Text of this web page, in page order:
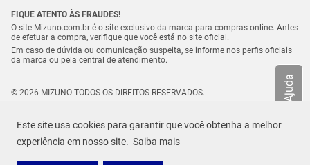
Este site usa cookies para garantir que você obtenha a melhor
experiência em nosso site. Saiba mais
Ajuda
FIQUE ATENTO ÀS FRAUDES!
O site Mizuno.com.br é o site exclusivo da marca para compras online. Antes
de efetuar a compra, verifique que você está no site oficial.
Em caso de dúvida ou comunicação suspeita, se informe nos perfis oficiais
da marca ou pela central de atendimento.
© 2026 MIZUNO TODOS OS DIREITOS RESERVADOS.
Estrada Municipal Luiz Lopes Neto, n.º 21 – Tenentes – CEP. 37.640-000 –
Extrema/MG